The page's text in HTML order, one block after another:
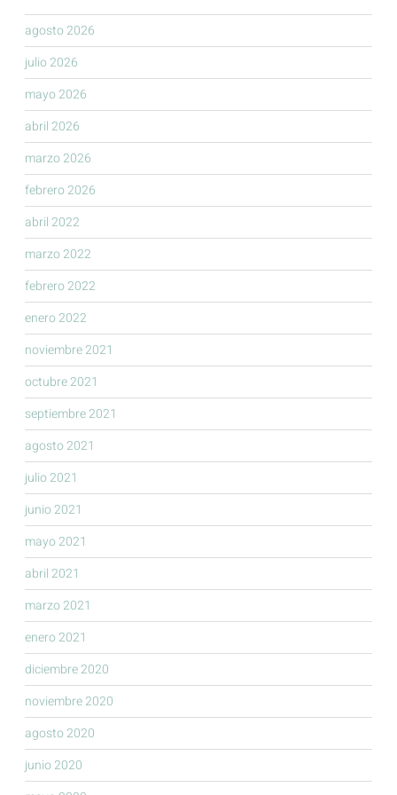
agosto 2026
julio 2026
mayo 2026
abril 2026
marzo 2026
febrero 2026
abril 2022
marzo 2022
febrero 2022
enero 2022
noviembre 2021
octubre 2021
septiembre 2021
agosto 2021
julio 2021
junio 2021
mayo 2021
abril 2021
marzo 2021
enero 2021
diciembre 2020
noviembre 2020
agosto 2020
junio 2020